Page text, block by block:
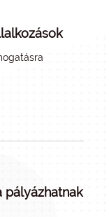
pályázhatnak